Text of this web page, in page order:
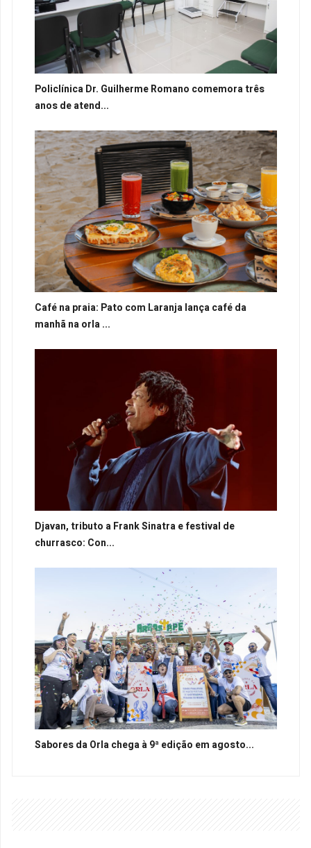
Policlínica Dr. Guilherme Romano comemora três
anos de atend...
Café na praia: Pato com Laranja lança café da
manhã na orla ...
Djavan, tributo a Frank Sinatra e festival de
churrasco: Con...
Sabores da Orla chega à 9ª edição em agosto...